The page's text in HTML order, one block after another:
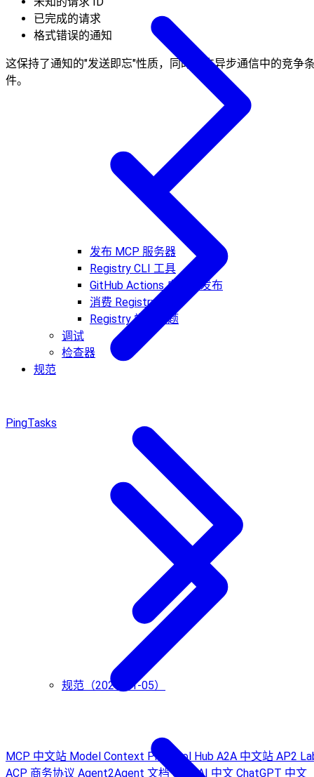
发布 MCP 服务器
Registry CLI 工具
GitHub Actions 自动化发布
消费 Registry 数据
Registry 常见问题
调试
检查器
规范
规范（2024-11-05）
已完成的请求
格式错误的通知
这保持了通知的"发送即忘"性质，同时允许异步通信中的竞争
件。
PingTasks
MCP 中文站 Model Context Protocol Hub A2A 中文站 AP2
ACP 商务协议 Agent2Agent 文档Sora AI 中文 ChatGPT 中文